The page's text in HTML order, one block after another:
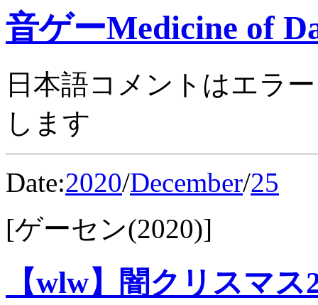
音ゲーMedicine of
日本語コメントはエラ
します
Date:2020/December/25
[ゲーセン(2020)]
【wlw】闇クリスマ